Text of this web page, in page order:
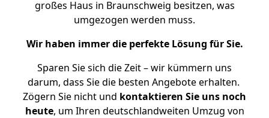
großes Haus in Braunschweig besitzen, was
umgezogen werden muss.
Wir haben immer die perfekte Lösung für Sie.
Sparen Sie sich die Zeit – wir kümmern uns
darum, dass Sie die besten Angebote erhalten.
Zögern Sie nicht und kontaktieren Sie uns noch
heute, um Ihren deutschlandweiten Umzug von